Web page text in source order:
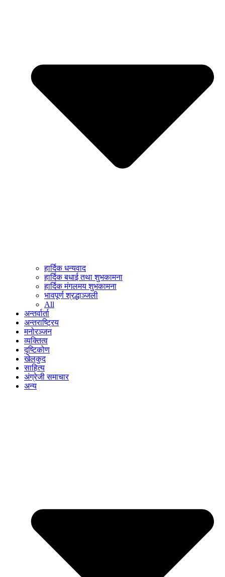
हार्दिक धन्यवाद
हार्दिक बधाई तथा शुभकामना
हार्दिक मंगलमय शुभकामना
भावपूर्ण श्रद्धाञ्जली
All
अन्तर्वार्ता
अन्तराष्ट्रिय
मनोरञ्जन
व्यक्तित्व
दृष्टिकोण
खेलकुद
साहित्य
अंग्रेजी समाचार
अन्य